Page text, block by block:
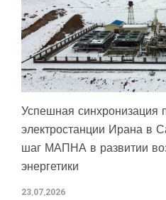
Успешная синхронизация
электростанции Ирана в
шаг МАПНА в развитии
энергетики
23.07.2026